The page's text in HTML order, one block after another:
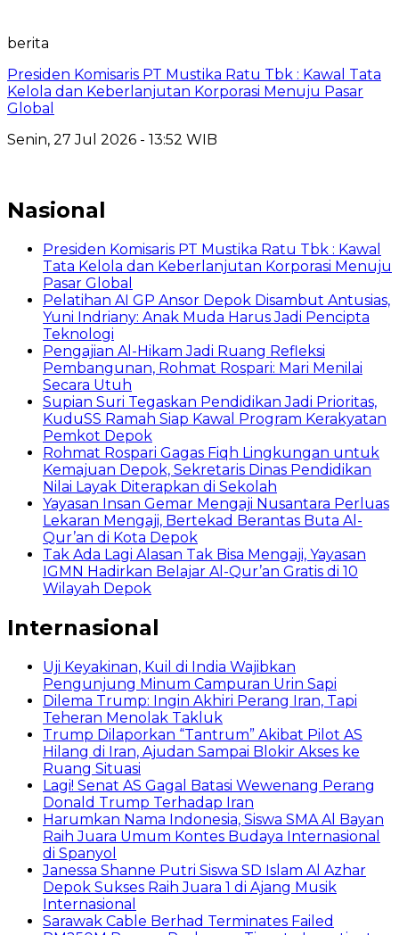
berita
Presiden Komisaris PT Mustika Ratu Tbk : Kawal Tata
Kelola dan Keberlanjutan Korporasi Menuju Pasar
Global
Senin, 27 Jul 2026 - 13:52 WIB
Nasional
Presiden Komisaris PT Mustika Ratu Tbk : Kawal
Tata Kelola dan Keberlanjutan Korporasi Menuju
Pasar Global
Pelatihan AI GP Ansor Depok Disambut Antusias,
Yuni Indriany: Anak Muda Harus Jadi Pencipta
Teknologi
Pengajian Al-Hikam Jadi Ruang Refleksi
Pembangunan, Rohmat Rospari: Mari Menilai
Secara Utuh
Supian Suri Tegaskan Pendidikan Jadi Prioritas,
KuduSS Ramah Siap Kawal Program Kerakyatan
Pemkot Depok
Rohmat Rospari Gagas Fiqh Lingkungan untuk
Kemajuan Depok, Sekretaris Dinas Pendidikan
Nilai Layak Diterapkan di Sekolah
Yayasan Insan Gemar Mengaji Nusantara Perluas
Lekaran Mengaji, Bertekad Berantas Buta Al-
Qur’an di Kota Depok
Tak Ada Lagi Alasan Tak Bisa Mengaji, Yayasan
IGMN Hadirkan Belajar Al-Qur’an Gratis di 10
Wilayah Depok
Internasional
Uji Keyakinan, Kuil di India Wajibkan
Pengunjung Minum Campuran Urin Sapi
Dilema Trump: Ingin Akhiri Perang Iran, Tapi
Teheran Menolak Takluk
Trump Dilaporkan “Tantrum” Akibat Pilot AS
Hilang di Iran, Ajudan Sampai Blokir Akses ke
Ruang Situasi
Lagi! Senat AS Gagal Batasi Wewenang Perang
Donald Trump Terhadap Iran
Harumkan Nama Indonesia, Siswa SMA Al Bayan
Raih Juara Umum Kontes Budaya Internasional
di Spanyol
Janessa Shanne Putri Siswa SD Islam Al Azhar
Depok Sukses Raih Juara 1 di Ajang Musik
Internasional
Sarawak Cable Berhad Terminates Failed